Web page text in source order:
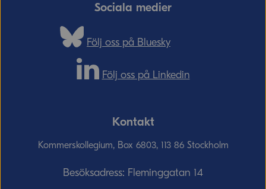
Sociala medier
Följ oss på Bluesky
Följ oss på Linkedin
Kontakt
Kommerskollegium, Box 6803, 113 86 Stockholm
Besöksadress: Fleminggatan 14